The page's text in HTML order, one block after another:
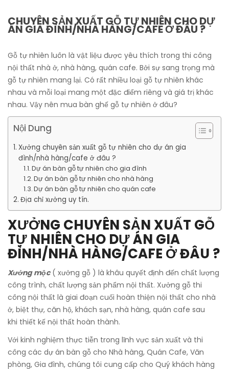
CHUYÊN SẢN XUẤT GỖ TỰ NHIÊN CHO DỰ
ÁN GIA ĐÌNH/NHÀ HÀNG/CAFE Ở ĐÂU ?
Gỗ tự nhiên luôn là vật liệu được yêu thích trong thi công
nội thất nhà ở, nhà hàng, quán cafe. Bởi sự sang trọng mà
gỗ tự nhiên mang lại. Có rất nhiều loại gỗ tự nhiên khác
nhau và mỗi loại mang một đặc điểm riêng và giá trị khác
nhau. Vậy nên mua bàn ghế gỗ tự nhiên ở đâu?
Nội Dung
Xưởng chuyên sản xuất gỗ tự nhiên cho dự án gia
đình/nhà hàng/cafe ở đâu ?
Dự án bàn gỗ tự nhiên cho gia đình
Dự án bàn gỗ tự nhiên cho nhà hàng
Dự án bàn gỗ tự nhiên cho quán cafe
Địa chỉ xưởng uy tín.
XƯỞNG CHUYÊN SẢN XUẤT GỖ
TỰ NHIÊN CHO DỰ ÁN GIA
ĐÌNH/NHÀ HÀNG/CAFE Ở ĐÂU ?
Xưởng mộc( xưởng gỗ ) là khâu quyết định đến chất lượng
công trình, chất lượng sản phẩm nội thất. Xưởng gỗ thi
công nội thất là giai đoạn cuối hoàn thiện nội thất cho nhà
ở, biệt thự, căn hộ, khách sạn, nhà hàng, quán cafe sau
khi thiết kế nội thất hoàn thành.
Với kinh nghiệm thực tiễn trong lĩnh vực sản xuất và thi
công các dự án bàn gỗ cho Nhà hàng, Quán Cafe, Văn
phòng, Gia đình, chúng tôi cung cấp cho Quý khách hàng